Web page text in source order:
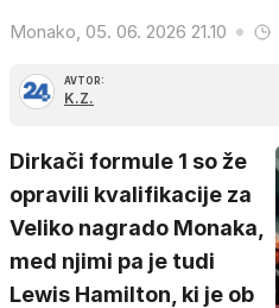
Monako, 05. 06. 2026 21.10
AVTOR:
K.Z.
Dirkači formule 1 so že
opravili kvalifikacije za
Veliko nagrado Monaka,
med njimi pa je tudi
Lewis Hamilton, ki je ob